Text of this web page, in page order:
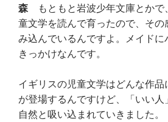
森
もともと岩波少年文庫とか
童文学を読んで育ったので、そ
み込んでいるんですよ。メイド
きっかけなんです。
イギリスの児童文学はどんな作
が登場するんですけど、「いい
自然と吸い込まれていきました。